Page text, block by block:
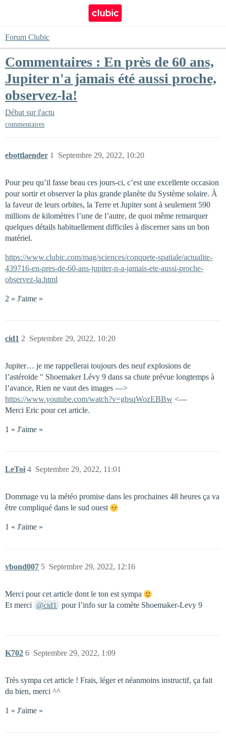
Forum Clubic
Commentaires : En près de 60 ans,
Jupiter n'a jamais été aussi proche,
observez-la!
Débat sur l'actu
commentaires
ebottlaender Septembre 29, 2022, 10:20
1
Pour peu qu’il fasse beau ces jours-ci, c’est une excellente occasion
pour sortir et observer la plus grande planète du Système solaire. À
la faveur de leurs orbites, la Terre et Jupiter sont à seulement 590
millions de kilomètres l’une de l’autre, de quoi même remarquer
quelques détails habituellement difficiles à discerner sans un bon
matériel.
https://www.clubic.com/mag/sciences/conquete-spatiale/actualite-
439716-en-pres-de-60-ans-jupiter-n-a-jamais-ete-aussi-proche-
observez-la.html
2 « J'aime »
cid1 Septembre 29, 2022, 10:20
2
Jupiter… je me rappellerai toujours des neuf explosions de
l’astéroïde " Shoemaker Lévy 9 dans sa chute prévue longtemps à
l’avance, Rien ne vaut des images —>
https://www.youtube.com/watch?v=gbsqWozEBBw <—
Merci Eric pour cet article.
1 « J'aime »
LeToi Septembre 29, 2022, 11:01
4
Dommage vu la météo promise dans les prochaines 48 heures ça va
être compliqué dans le sud ouest
1 « J'aime »
vbond007 Septembre 29, 2022, 12:16
5
Merci pour cet article dont le ton est sympa
Et merci
@cid1 pour l’info sur la comète Shoemaker-Levy 9
K702 Septembre 29, 2022, 1:09
6
Très sympa cet article ! Frais, léger et néanmoins instructif, ça fait
du bien, merci ^^
1 « J'aime »